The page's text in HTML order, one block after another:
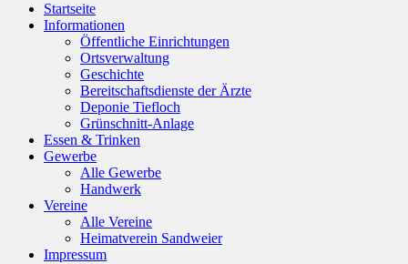
Startseite
Informationen
Öffentliche Einrichtungen
Ortsverwaltung
Geschichte
Bereitschaftsdienste der Ärzte
Deponie Tiefloch
Grünschnitt-Anlage
Essen & Trinken
Gewerbe
Alle Gewerbe
Handwerk
Vereine
Alle Vereine
Heimatverein Sandweier
Impressum